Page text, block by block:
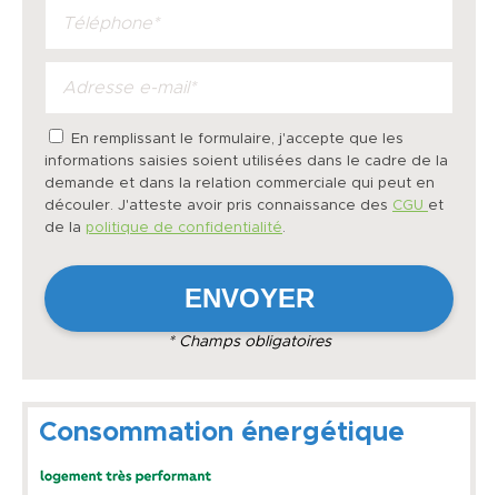
En remplissant le formulaire, j'accepte que les
informations saisies soient utilisées dans le cadre de la
demande et dans la relation commerciale qui peut en
découler. J'atteste avoir pris connaissance des CGU et
de la politique de confidentialité.
* Champs obligatoires
Consommation énergétique